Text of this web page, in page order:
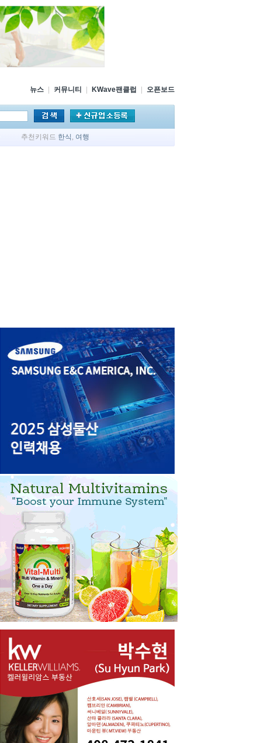
뉴스 커뮤니티 KWave팬클럽 오픈보드
추천키워드 한식 , 여행